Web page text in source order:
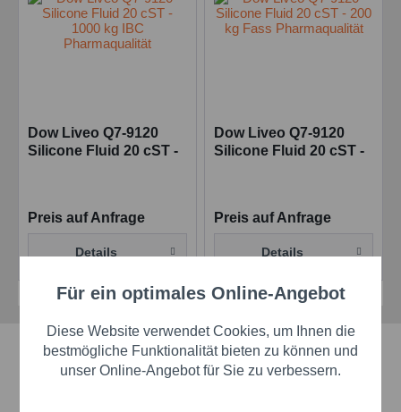
Dow Liveo Q7-9120
Silicone Fluid 20 cST -
Preis auf Anfrage
Details
Dow Liveo Q7-9120
Silicone Fluid 20 cST -
Preis auf Anfrage
Details
Schnelle Lieferzeiten
Funktionale Aktiv
Marketing Aktiv
Für ein optimales Online-Angebot
Diese Website verwendet Cookies, um Ihnen die
bestmögliche Funktionalität bieten zu können und
unser Online-Angebot für Sie zu verbessern.